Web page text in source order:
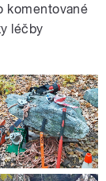
komentované
léčby